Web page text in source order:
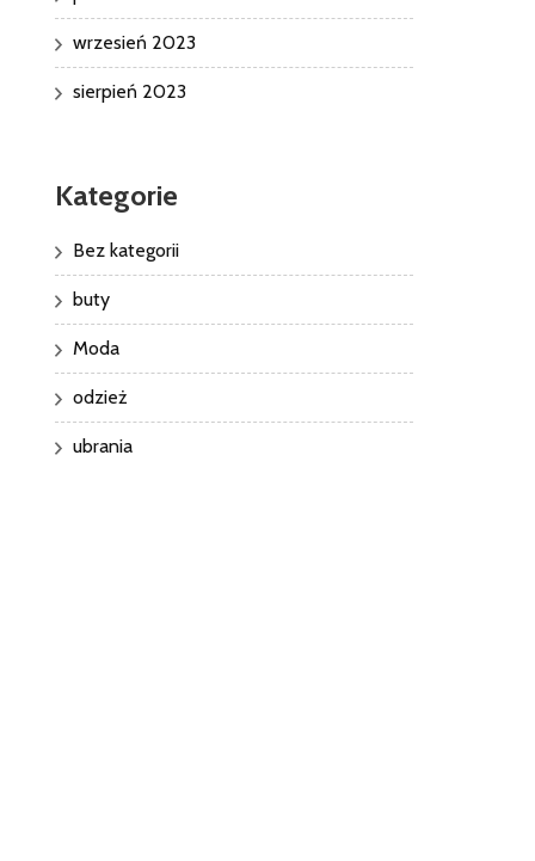
wrzesień 2023
sierpień 2023
Kategorie
Bez kategorii
buty
Moda
odzież
ubrania